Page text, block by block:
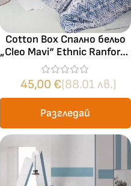
Cotton Box Спално бельо
„Cleo Mavi“ Ethnic Ranforce
– 100% памук – 3 части
– за единично легло
45,00 €(88.01 лв.)
Разгледай